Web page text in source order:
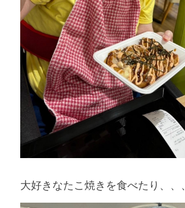
大好きなたこ焼きを食べたり、、、